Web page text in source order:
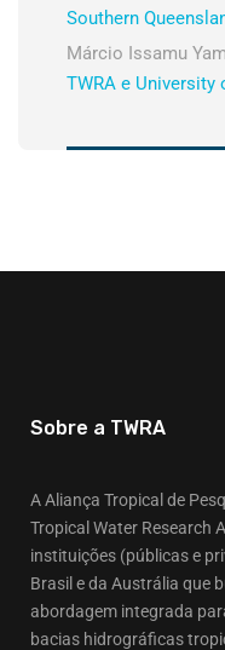
Southern
Márcio Issamu
TWRA e University
Sobre a TWRA
A Aliança Tropical de
Tropical Water Research
instituições (públicas e
Brasil e da Austrália que
abordagem integrada
bacias hidrográficas